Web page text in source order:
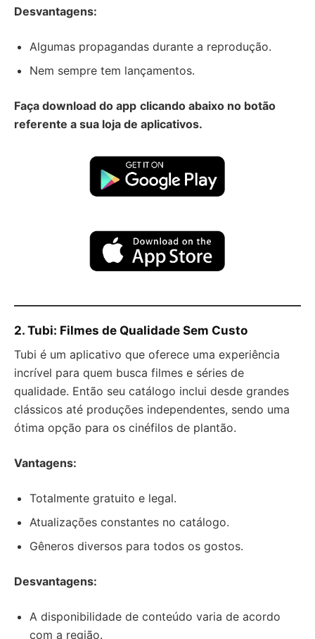
Desvantagens:
Algumas propagandas durante a reprodução.
Nem sempre tem lançamentos.
Faça download do app clicando abaixo no botão
referente a sua loja de aplicativos.
2. Tubi: Filmes de Qualidade Sem Custo
Tubi é um aplicativo que oferece uma experiência
incrível para quem busca filmes e séries de
qualidade. Então seu catálogo inclui desde grandes
clássicos até produções independentes, sendo uma
ótima opção para os cinéfilos de plantão.
Vantagens:
Totalmente gratuito e legal.
Atualizações constantes no catálogo.
Gêneros diversos para todos os gostos.
Desvantagens:
A disponibilidade de conteúdo varia de acordo
com a região.